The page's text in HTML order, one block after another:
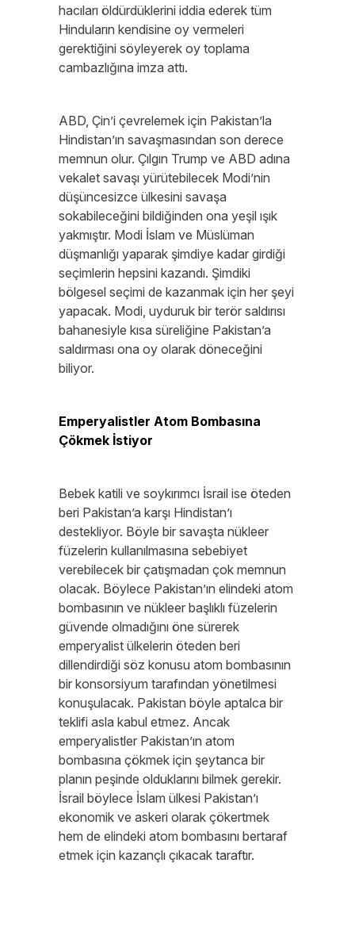
hacıları öldürdüklerini iddia ederek tüm
Hinduların kendisine oy vermeleri
gerektiğini söyleyerek oy toplama
cambazlığına imza attı.
ABD, Çin’i çevrelemek için Pakistan’la
Hindistan’ın savaşmasından son derece
memnun olur. Çılgın Trump ve ABD adına
vekalet savaşı yürütebilecek Modi’nin
düşüncesizce ülkesini savaşa
sokabileceğini bildiğinden ona yeşil ışık
yakmıştır. Modi İslam ve Müslüman
düşmanlığı yaparak şimdiye kadar girdiği
seçimlerin hepsini kazandı. Şimdiki
bölgesel seçimi de kazanmak için her şeyi
yapacak. Modi, uyduruk bir terör saldırısı
bahanesiyle kısa süreliğine Pakistan’a
saldırması ona oy olarak döneceğini
biliyor.
Emperyalistler Atom Bombasına
Çökmek İstiyor
Bebek katili ve soykırımcı İsrail ise öteden
beri Pakistan’a karşı Hindistan’ı
destekliyor. Böyle bir savaşta nükleer
füzelerin kullanılmasına sebebiyet
verebilecek bir çatışmadan çok memnun
olacak. Böylece Pakistan’ın elindeki atom
bombasının ve nükleer başlıklı füzelerin
güvende olmadığını öne sürerek
emperyalist ülkelerin öteden beri
dillendirdiği söz konusu atom bombasının
bir konsorsiyum tarafından yönetilmesi
konuşulacak. Pakistan böyle aptalca bir
teklifi asla kabul etmez. Ancak
emperyalistler Pakistan’ın atom
bombasına çökmek için şeytanca bir
planın peşinde olduklarını bilmek gerekir.
İsrail böylece İslam ülkesi Pakistan’ı
ekonomik ve askeri olarak çökertmek
hem de elindeki atom bombasını bertaraf
etmek için kazançlı çıkacak taraftır.